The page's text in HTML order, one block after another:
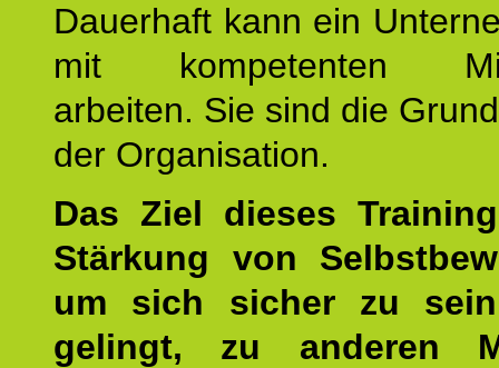
Dauerhaft kann ein
mit kompetenten
arbeiten. Sie sind die
der Organisation.
Das Ziel dieses
Stärkung von
um sich sicher zu
gelingt, zu anderen